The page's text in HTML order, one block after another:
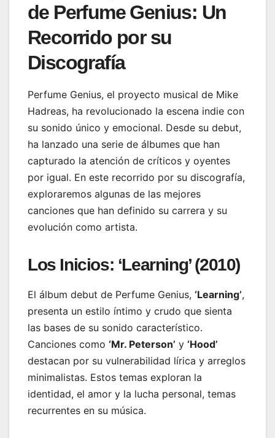
de Perfume Genius: Un
Recorrido por su
Discografía
Perfume Genius, el proyecto musical de Mike
Hadreas, ha revolucionado la escena indie con
su sonido único y emocional. Desde su debut,
ha lanzado una serie de álbumes que han
capturado la atención de críticos y oyentes
por igual. En este recorrido por su discografía,
exploraremos algunas de las mejores
canciones que han definido su carrera y su
evolución como artista.
Los Inicios: ‘Learning’ (2010)
El álbum debut de Perfume Genius, ‘Learning’,
presenta un estilo íntimo y crudo que sienta
las bases de su sonido característico.
Canciones como ‘Mr. Peterson’ y ‘Hood’
destacan por su vulnerabilidad lírica y arreglos
minimalistas. Estos temas exploran la
identidad, el amor y la lucha personal, temas
recurrentes en su música.